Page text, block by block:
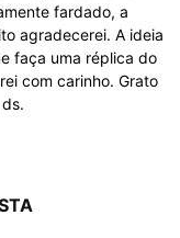
fardado, a
agradecerei. A ideia
faça uma réplica do
com carinho. Grato